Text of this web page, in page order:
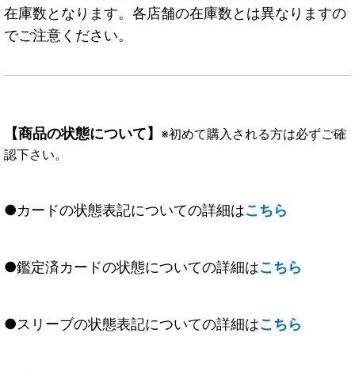
在庫数となります。各店舗の在庫数とは異なりますの
でご注意ください。
【商品の状態について】 ※初めて購入される方は必ずご確
認下さい。
●カードの状態表記についての詳細はこちら
●鑑定済カードの状態についての詳細はこちら
●スリーブの状態表記についての詳細はこちら